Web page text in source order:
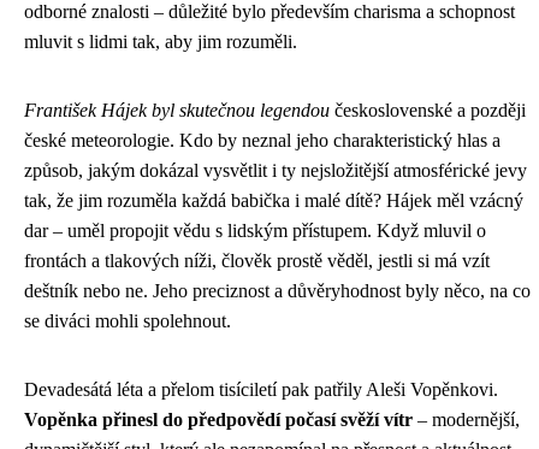
odborné znalosti – důležité bylo především charisma a schopnost
mluvit s lidmi tak, aby jim rozuměli.
František Hájek byl skutečnou legendou československé a později
české meteorologie. Kdo by neznal jeho charakteristický hlas a
způsob, jakým dokázal vysvětlit i ty nejsložitější atmosférické jevy
tak, že jim rozuměla každá babička i malé dítě? Hájek měl vzácný
dar – uměl propojit vědu s lidským přístupem. Když mluvil o
frontách a tlakových níži, člověk prostě věděl, jestli si má vzít
deštník nebo ne. Jeho preciznost a důvěryhodnost byly něco, na co
se diváci mohli spolehnout.
Devadesátá léta a přelom tisíciletí pak patřily Aleši Vopěnkovi.
Vopěnka přinesl do předpovědí počasí svěží vítr – modernější,